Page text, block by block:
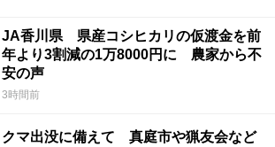
JA香川県 県産コシヒカリの仮渡金を前
年より3割減の1万8000円に 農家から不
安の声
3時間前
クマ出没に備えて 真庭市や猟友会など